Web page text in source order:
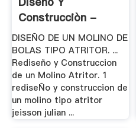
Construcciòn -
Crusher .
DISEÑO DE UN MOLINO DE
BOLAS TIPO ATRITOR. ...
Rediseño y Construccion
de un Molino Atritor. 1
rediseÑo y construccion de
un molino tipo atritor
jeisson julian ...